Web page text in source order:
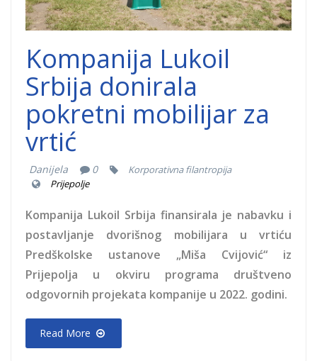
Kompanija Lukoil
Srbija donirala
pokretni mobilijar za
vrtić
Danijela 0
Korporativna filantropija
Prijepolje
Kompanija Lukoil Srbija finansirala je nabavku i
postavljanje dvorišnog mobilijara u vrtiću
Predškolske ustanove „Miša Cvijović“ iz
Prijepolja u okviru programa društveno
odgovornih projekata kompanije u 2022. godini.
Read More